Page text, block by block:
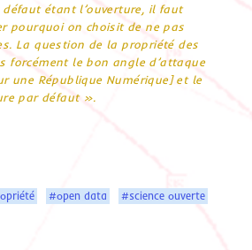
étant l’ouverture, il faut
pourquoi on choisit de ne pas
La question de la propriété des
forcément le bon angle d’attaque
une République Numérique] et le
par défaut ».
#open data #science ouverte